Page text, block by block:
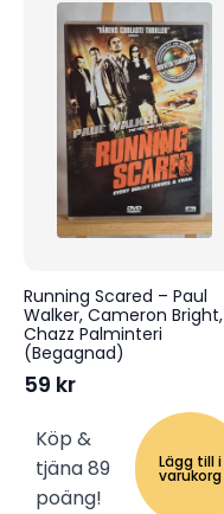
Running Scared – Paul
Walker, Cameron Bright,
Chazz Palminteri
(Begagnad)
59 kr
Köp &
tjäna 89
poäng!
Lägg till i
varukorg